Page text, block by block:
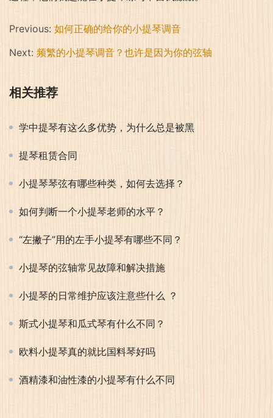
Previous: 如何正确的给你的小提琴调音
Next: 频繁的小提琴调音？也许是因为你的弦轴
相关推荐
学中提琴有这么多优势，为什么总是被黑
提琴租赁合同
小提琴琴弦有哪些种类，如何去选择？
如何判断一个小提琴老师的水平？
“左撇子”用的左手小提琴有哪些不同？
小提琴的弦轴常见故障和解决措施
小提琴的日常维护应该注意些什么 ？
斯式小提琴和瓜式琴有什么不同？
欧料小提琴真的就比国料琴好吗
酒精漆和油性漆的小提琴有什么不同